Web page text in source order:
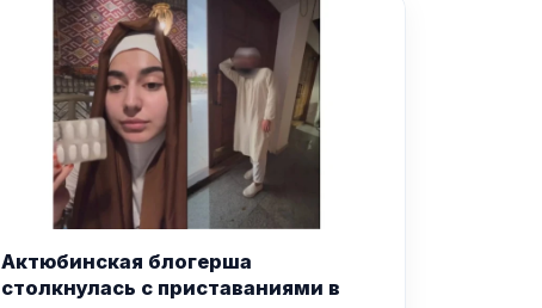
Актюбинская блогерша
столкнулась с приставаниями в